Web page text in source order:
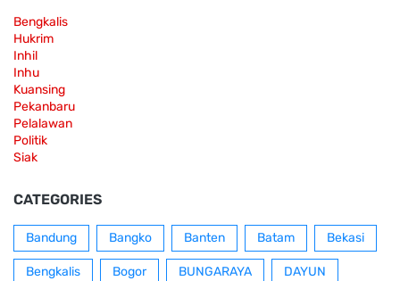
Bengkalis
Hukrim
Inhil
Inhu
Kuansing
Pekanbaru
Pelalawan
Politik
Siak
CATEGORIES
Bandung Bangko Banten Batam Bekasi
Bengkalis Bogor BUNGARAYA DAYUN